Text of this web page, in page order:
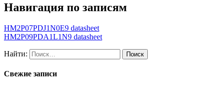
Навигация по записям
HM2P07PDJ1N0E9 datasheet
HM2P09PDA1L1N9 datasheet
Найти:
Свежие записи